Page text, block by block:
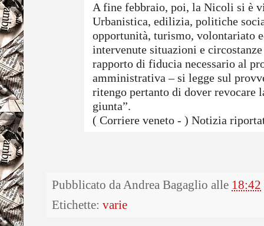
A fine febbraio, poi, la Nicoli si è
Urbanistica, edilizia, politiche
opportunità, turismo, volontariato
intervenute situazioni e
rapporto di fiducia necessario al
amministrativa – si legge sul
ritengo pertanto di dover revocare
giunta”.
( Corriere veneto - ) Notizia
Pubblicato daAndrea Bagaglio alle 18:42
Etichette: varie